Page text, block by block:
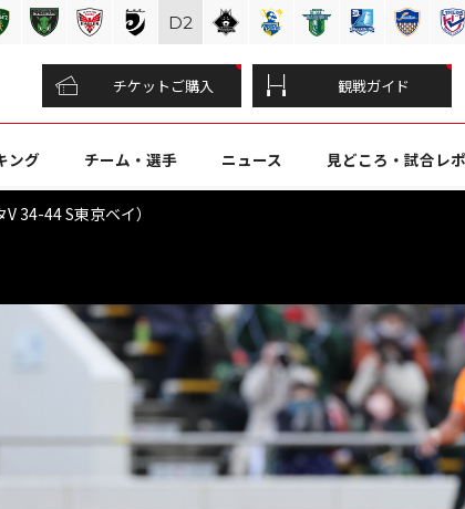
チケットご購入 観戦ガイド
ング チーム・選手 ニュース 見どころ・試合レ
34-44 S東京ベイ）
D2